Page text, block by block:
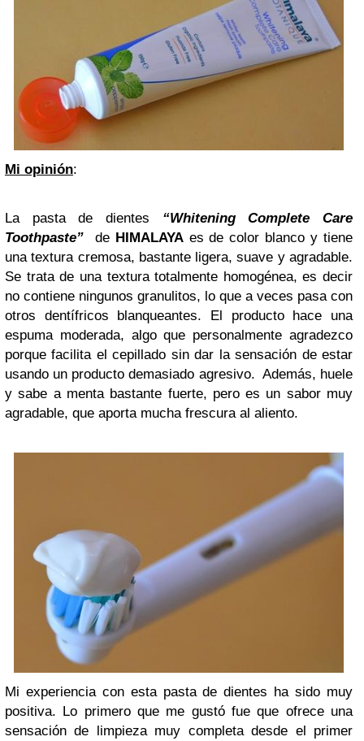
Mi opinión:
La pasta de dientes “Whitening Complete Care
Toothpaste” de HIMALAYAes de color blanco y tiene
una textura cremosa, bastante ligera, suave y agradable.
Se trata de una textura totalmente homogénea, es decir
no contiene ningunos granulitos, lo que a veces pasa con
otros dentífricos blanqueantes. El producto hace una
espuma moderada, algo que personalmente agradezco
porque facilita el cepillado sin dar la sensación de estar
usando un producto demasiado agresivo. Además, huele
y sabe a menta bastante fuerte, pero es un sabor muy
agradable, que aporta mucha frescura al aliento.
Mi experiencia con esta pasta de dientes ha sido muy
positiva. Lo primero que me gustó fue que ofrece una
sensación de limpieza muy completa desde el primer